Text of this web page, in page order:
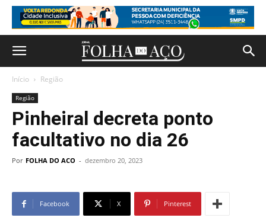
Início Região
Região
Pinheiral decreta ponto
facultativo no dia 26
Por FOLHA DO ACO - dezembro 20, 2023
Facebook X Pinterest